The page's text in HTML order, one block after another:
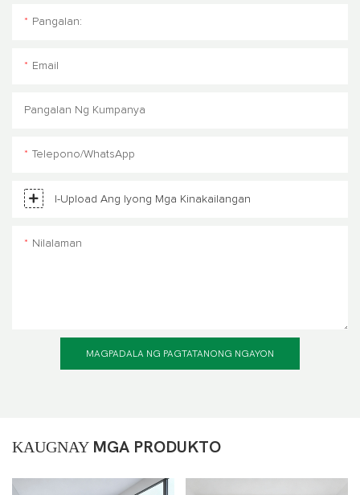
Pangalan:
Email
Pangalan Ng Kumpanya
Telepono/WhatsApp
I-Upload Ang Iyong Mga Kinakailangan
Nilalaman
MAGPADALA NG PAGTATANONG NGAYON
KAUGNAY MGA PRODUKTO